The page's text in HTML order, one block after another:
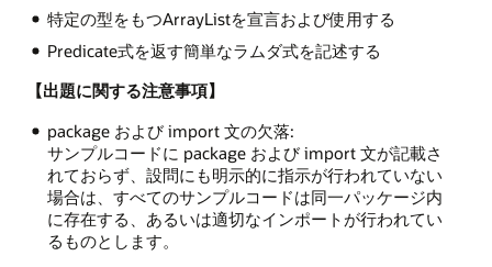
特定の型をもつArrayListを宣言および使用する
Predicate式を返す簡単なラムダ式を記述する
【出題に関する注意事項】
package および import 文の欠落:
サンプルコードに package および import 文が記載さ
れておらず、設問にも明示的に指示が行われていない
場合は、すべてのサンプルコードは同一パッケージ内
に存在する、あるいは適切なインポートが行われてい
るものとします。